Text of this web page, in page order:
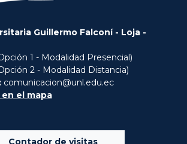
Guillermo Falconí - Loja -
1 - Modalidad Presencial)
2 - Modalidad Distancia)
comunicacion@unl.edu.ec
el mapa
Contador de visitas